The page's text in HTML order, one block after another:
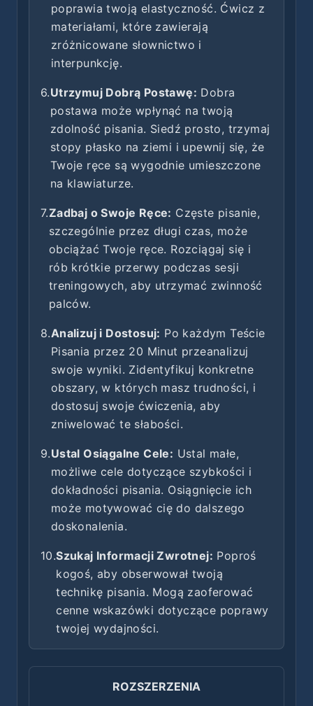
poprawia twoją elastyczność. Ćwicz z
materiałami, które zawierają
zróżnicowane słownictwo i
interpunkcję.
6.Utrzymuj Dobrą Postawę: Dobra
postawa może wpłynąć na twoją
zdolność pisania. Siedź prosto, trzymaj
stopy płasko na ziemi i upewnij się, że
Twoje ręce są wygodnie umieszczone
na klawiaturze.
7.Zadbaj o Swoje Ręce: Częste pisanie,
szczególnie przez długi czas, może
obciążać Twoje ręce. Rozciągaj się i
rób krótkie przerwy podczas sesji
treningowych, aby utrzymać zwinność
palców.
8.Analizuj i Dostosuj: Po każdym Teście
Pisania przez 20 Minut przeanalizuj
swoje wyniki. Zidentyfikuj konkretne
obszary, w których masz trudności, i
dostosuj swoje ćwiczenia, aby
zniwelować te słabości.
9.Ustal Osiągalne Cele: Ustal małe,
możliwe cele dotyczące szybkości i
dokładności pisania. Osiągnięcie ich
może motywować cię do dalszego
doskonalenia.
10.Szukaj Informacji Zwrotnej: Poproś
kogoś, aby obserwował twoją
technikę pisania. Mogą zaoferować
cenne wskazówki dotyczące poprawy
twojej wydajności.
ROZSZERZENIA